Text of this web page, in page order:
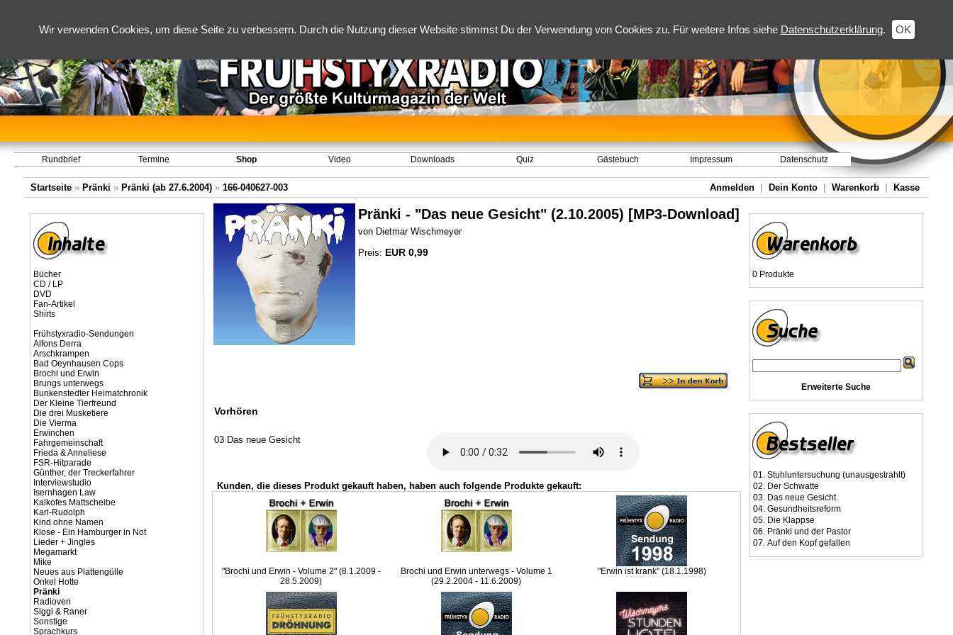
Wir verwenden Cookies, um diese Seite zu verbessern. Durch die Nutzung dieser Website stimmst Du der Verwendung von Cookies zu. Für weitere Infos siehe Datenschutzerklärung. OK
Rundbrief Termine Shop Video Downloads Quiz Gästebuch Impressum Datenschutz
Startseite » Pränki » Pränki (ab 27.6.2004) » 166-040627-003 Anmelden Dein Konto Warenkorb Kasse
Bücher
CD / LP
DVD
Fan-Artikel
Shirts
Frühstyxradio-Sendungen
Alfons Derra
Arschkrampen
Bad Oeynhausen Cops
Brochi und Erwin
Brungs unterwegs
Bunkenstedter Heimatchronik
Der Kleine Tierfreund
Die drei Musketiere
Die Vierma
Erwinchen
Fahrgemeinschaft
Frieda & Anneliese
FSR-Hitparade
Günther, der Treckerfahrer
Interviewstudio
Isernhagen Law
Kalkofes Mattscheibe
Karl-Rudolph
Kind ohne Namen
Klose - Ein Hamburger in Not
Lieder + Jingles
Megamarkt
Mike
Neues aus Plattengülle
Onkel Hotte
Pränki
Radioven
Siggi & Raner
Sonstige
Sprachkurs
Pränki - "Das neue Gesicht" (2.10.2005) [MP3-Download]
von Dietmar Wischmeyer
Preis: EUR 0,99
Vorhören
03 Das neue Gesicht
Kunden, die dieses Produkt gekauft haben, haben auch folgende Produkte gekauft:
"Brochi und Erwin - Volume 2" (8.1.2009 -
28.5.2009)
Brochi und Erwin unterwegs - Volume 1
(29.2.2004 - 11.6.2009)
"Erwin ist krank" (18.1.1998)
0 Produkte
Erweiterte Suche
01. Stuhluntersuchung (unausgestrahlt)
02. Der Schwatte
03. Das neue Gesicht
04. Gesundheitsreform
05. Die Klappse
06. Pränki und der Pastor
07. Auf den Kopf gefallen